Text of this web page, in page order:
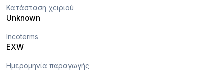
Κατάσταση χοιριού
Unknown
Incoterms
EXW
Ημερομηνία παραγωγής